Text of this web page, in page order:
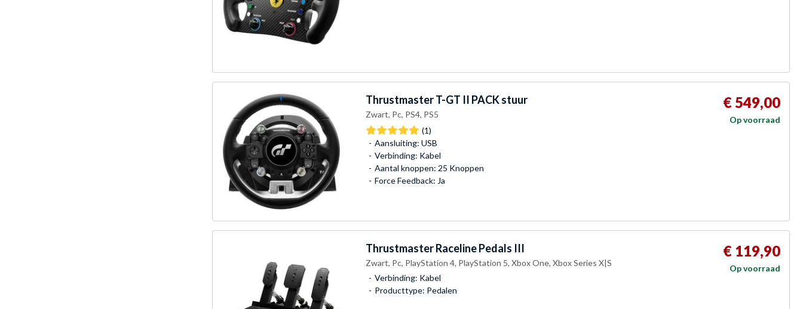
ThrustmasterT-GT II PACK stuur
Zwart, Pc, PS4, PS5
(1)
Aansluiting: USB
Verbinding: Kabel
Aantal knoppen: 25 Knoppen
Force Feedback: Ja
€ 549,00
Op voorraad
ThrustmasterRaceline Pedals III
Zwart, Pc, PlayStation 4, PlayStation 5, Xbox One, Xbox Series X|S
Verbinding: Kabel
Producttype: Pedalen
€ 119,90
Op voorraad